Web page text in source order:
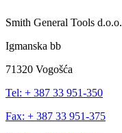
Smith General Tools d.o.o.
Igmanska bb
71320 Vogošća
Tel: + 387 33 951-350
Fax: + 387 33 951-375